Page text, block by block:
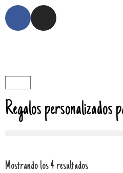
Regalos personalizados
Mostrando los 4 resultados